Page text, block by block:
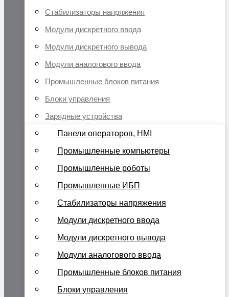
Стабилизаторы напряжения
Модули дискретного ввода
Модули дискретного вывода
Модули аналогового ввода
Промышленные блоков питания
Блоки управления
Зарядные устройства
Панели операторов, HMI
Промышленные компьютеры
Промышленные роботы
Промышленные ИБП
Стабилизаторы напряжения
Модули дискретного ввода
Модули дискретного вывода
Модули аналогового ввода
Промышленные блоков питания
Блоки управления